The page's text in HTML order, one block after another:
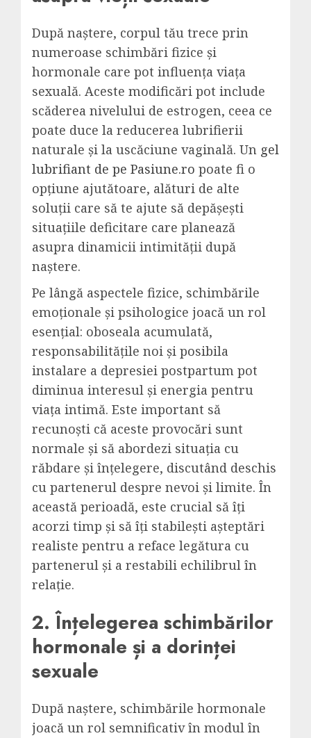
După naștere, corpul tău trece prin
numeroase schimbări fizice și
hormonale care pot influența viața
sexuală. Aceste modificări pot include
scăderea nivelului de estrogen, ceea ce
poate duce la reducerea lubrifierii
naturale și la uscăciune vaginală. Un gel
lubrifiant de pe Pasiune.ro poate fi o
opțiune ajutătoare, alături de alte
soluții care să te ajute să depășești
situațiile deficitare care planează
asupra dinamicii intimității după
naștere.
Pe lângă aspectele fizice, schimbările
emoționale și psihologice joacă un rol
esențial: oboseala acumulată,
responsabilitățile noi și posibila
instalare a depresiei postpartum pot
diminua interesul și energia pentru
viața intimă. Este important să
recunoști că aceste provocări sunt
normale și să abordezi situația cu
răbdare și înțelegere, discutând deschis
cu partenerul despre nevoi și limite. În
această perioadă, este crucial să îți
acorzi timp și să îți stabilești așteptări
realiste pentru a reface legătura cu
partenerul și a restabili echilibrul în
relație.
2. Înțelegerea schimbărilor
hormonale și a dorinței
sexuale
După naștere, schimbările hormonale
joacă un rol semnificativ în modul în